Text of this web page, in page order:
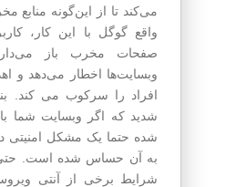
می‌کند تا از این‌گونه منابع
واقع گوگل با این کار،
صفحات مخرب باز
وبسایت‌ها اخطار می‌دهد و
افراد را سرکوب می‌ کند.
شدید که اگر وبسایت شما
شده حتما یک مشکل امنیتی
به آن حساس شده است.
شرایط برخی از آنتی